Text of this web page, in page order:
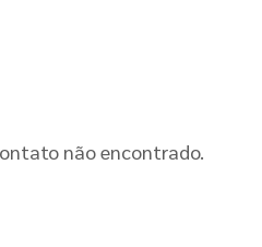
não encontrado.